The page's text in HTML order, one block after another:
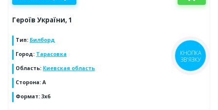
Героїв України, 1
Тип: Билборд
Город: Тарасовка
Область: Киевская область
Сторона: A
Формат: 3x6
КНОПКА
ЗВ'ЯЗКУ